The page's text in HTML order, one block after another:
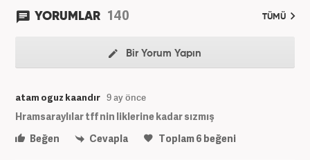
YORUMLAR 140 TÜMÜ
Bir Yorum Yapın
atam oguz kaandır 9 ay önce
Hramsaraylılar tff nin liklerine kadar sızmış
Beğen
Cevapla Toplam6 beğeni